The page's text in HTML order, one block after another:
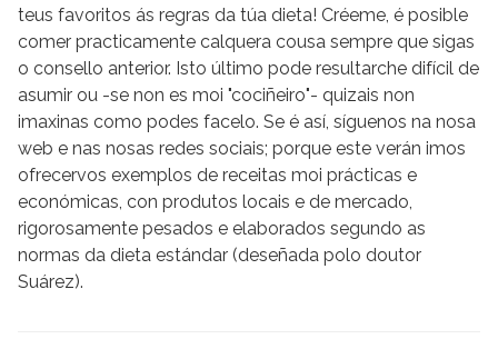
teus favoritos ás regras da túa dieta! Créeme, é posible
comer practicamente calquera cousa sempre que sigas
o consello anterior. Isto último pode resultarche difícil de
asumir ou -se non es moi "cociñeiro"- quizais non
imaxinas como podes facelo. Se é así, síguenos na nosa
web e nas nosas redes sociais; porque este verán imos
ofrecervos exemplos de receitas moi prácticas e
económicas, con produtos locais e de mercado,
rigorosamente pesados e elaborados segundo as
normas da dieta estándar (deseñada polo doutor
Suárez).